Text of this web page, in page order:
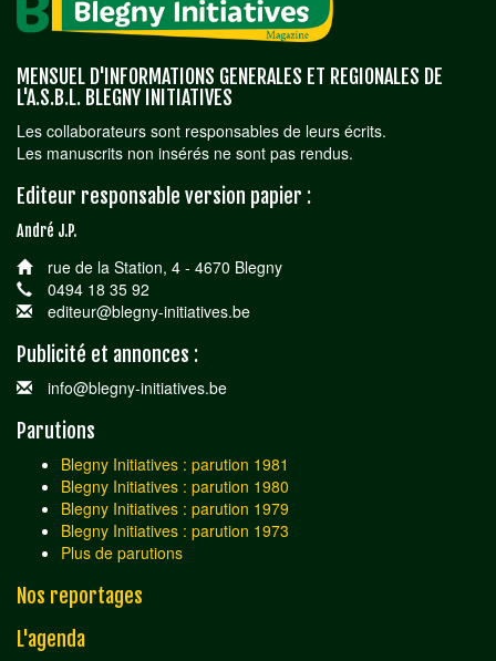
MENSUEL D'INFORMATIONS GENERALES ET REGIONALES DE
L'A.S.B.L. BLEGNY INITIATIVES
Les collaborateurs sont responsables de leurs écrits.
Les manuscrits non insérés ne sont pas rendus.
Editeur responsable version papier :
André J.P.
rue de la Station, 4 - 4670 Blegny
0494 18 35 92
editeur@blegny-initiatives.be
Publicité et annonces :
info@blegny-initiatives.be
Parutions
Blegny Initiatives : parution 1981
Blegny Initiatives : parution 1980
Blegny Initiatives : parution 1979
Blegny Initiatives : parution 1973
Plus de parutions
Nos reportages
L'agenda